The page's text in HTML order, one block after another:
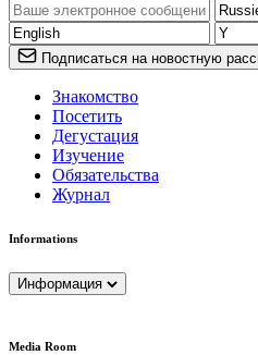
Подписаться на новостную
Знакомство
Посетить
Дегустация
Изучение
Обязательства
Журнал
Informations
Информация
Media Room